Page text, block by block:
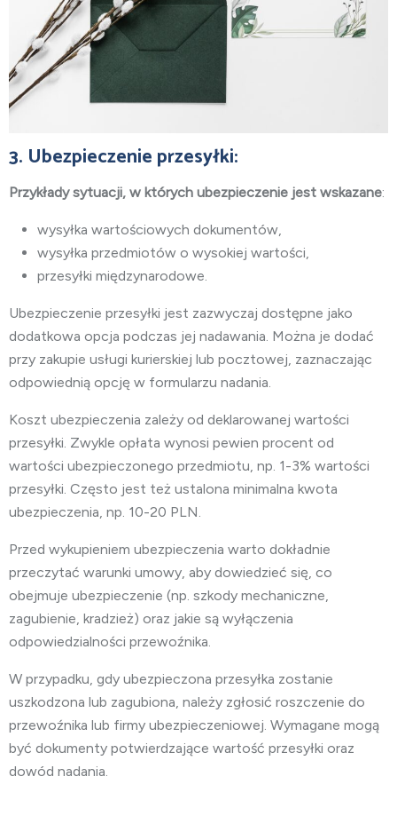
3. Ubezpieczenie przesyłki:
Przykłady sytuacji, w których ubezpieczenie jest wskazane:
wysyłka wartościowych dokumentów,
wysyłka przedmiotów o wysokiej wartości,
przesyłki międzynarodowe.
Ubezpieczenie przesyłki jest zazwyczaj dostępne jako
dodatkowa opcja podczas jej nadawania. Można je dodać
przy zakupie usługi kurierskiej lub pocztowej, zaznaczając
odpowiednią opcję w formularzu nadania.
Koszt ubezpieczenia zależy od deklarowanej wartości
przesyłki. Zwykle opłata wynosi pewien procent od
wartości ubezpieczonego przedmiotu, np. 1-3% wartości
przesyłki. Często jest też ustalona minimalna kwota
ubezpieczenia, np. 10-20 PLN.
Przed wykupieniem ubezpieczenia warto dokładnie
przeczytać warunki umowy, aby dowiedzieć się, co
obejmuje ubezpieczenie (np. szkody mechaniczne,
zagubienie, kradzież) oraz jakie są wyłączenia
odpowiedzialności przewoźnika.
W przypadku, gdy ubezpieczona przesyłka zostanie
uszkodzona lub zagubiona, należy zgłosić roszczenie do
przewoźnika lub firmy ubezpieczeniowej. Wymagane mogą
być dokumenty potwierdzające wartość przesyłki oraz
dowód nadania.